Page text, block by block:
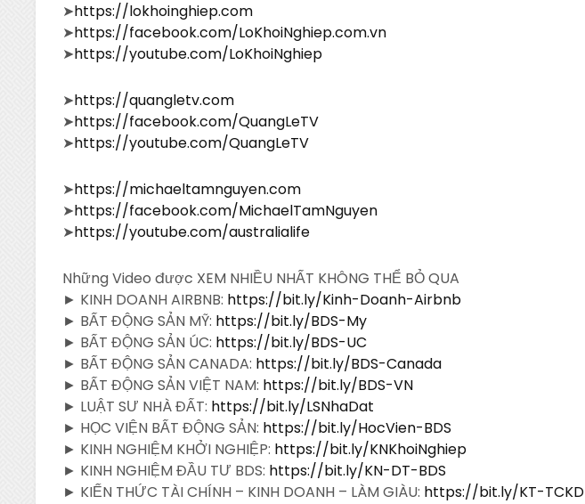
➤https://lokhoinghiep.com
➤https://facebook.com/LoKhoiNghiep.com.vn
➤https://youtube.com/LoKhoiNghiep
➤https://quangletv.com
➤https://facebook.com/QuangLeTV
➤https://youtube.com/QuangLeTV
➤https://michaeltamnguyen.com
➤https://facebook.com/MichaelTamNguyen
➤https://youtube.com/australialife
Những Video được XEM NHIỀU NHẤT KHÔNG THỂ BỎ QUA
► KINH DOANH AIRBNB: https://bit.ly/Kinh-Doanh-Airbnb
► BẤT ĐỘNG SẢN MỸ: https://bit.ly/BDS-My
► BẤT ĐỘNG SẢN ÚC: https://bit.ly/BDS-UC
► BẤT ĐỘNG SẢN CANADA: https://bit.ly/BDS-Canada
► BẤT ĐỘNG SẢN VIỆT NAM: https://bit.ly/BDS-VN
► LUẬT SƯ NHÀ ĐẤT: https://bit.ly/LSNhaDat
► HỌC VIỆN BẤT ĐỘNG SẢN: https://bit.ly/HocVien-BDS
► KINH NGHIỆM KHỞI NGHIỆP: https://bit.ly/KNKhoiNghiep
► KINH NGHIỆM ĐẦU TƯ BDS: https://bit.ly/KN-DT-BDS
► KIẾN THỨC TÀI CHÍNH – KINH DOANH – LÀM GIÀU: https://bit.ly/KT-TCKD